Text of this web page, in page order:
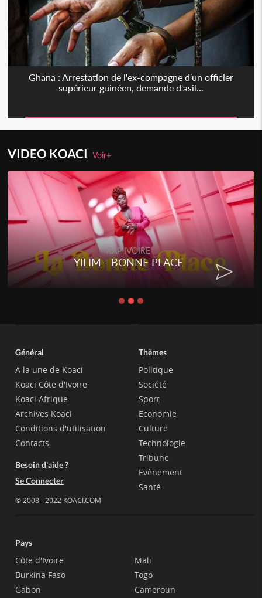
Ghana : Arrestation de l'ex-compagne d'un officier
supérieur guinéen, demande d'asil...
VIDEO KOACIVoir+
RAP IVOIRE
YILIM - BONNE PLACE
Général
A la une de Koaci
Koaci Côte d'Ivoire
Koaci Afrique
Archives Koaci
Conditions d'utilisation
Contacts
Besoin d'aide ?
Se Connecter
© 2008 - 2022 KOACI.COM
Thèmes
Politique
Société
Sport
Economie
Culture
Technologie
Tribune
Evènement
Santé
Pays
Côte d'Ivoire
Burkina Faso
Gabon
Mali
Togo
Cameroun